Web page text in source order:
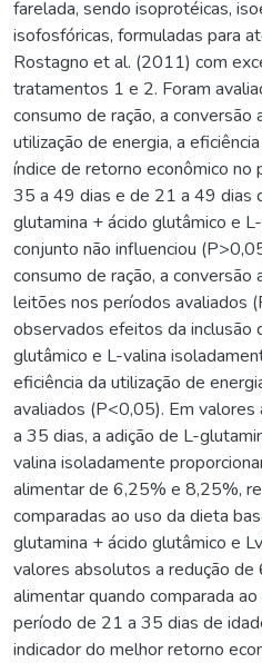
farelada, sendo isoprotéicas,
isofosfóricas, formuladas para
Rostagno et al. (2011) com
tratamentos 1 e 2. Foram
consumo de ração, a conversão
utilização de energia, a
índice de retorno econômico
35 a 49 dias e de 21 a 49 dias
glutamina + ácido glutâmico e
conjunto não influenciou
consumo de ração, a
leitões nos períodos avaliados
observados efeitos da inclusão
glutâmico e L-valina
eficiência da utilização de
avaliados (P<0,05). Em
a 35 dias, a adição de L-
valina isoladamente
alimentar de 6,25% e 8,25%,
comparadas ao uso da dieta
glutamina + ácido glutâmico e
valores absolutos a redução de
alimentar quando comparada
período de 21 a 35 dias de
indicador do melhor retorno